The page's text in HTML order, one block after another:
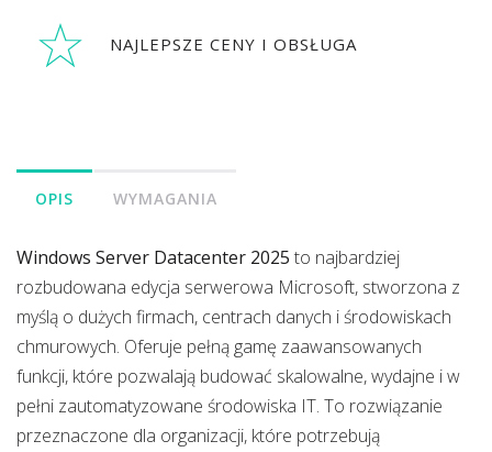
NAJLEPSZE CENY I OBSŁUGA
OPIS WYMAGANIA
Windows Server Datacenter 2025 to najbardziej
rozbudowana edycja serwerowa Microsoft, stworzona z
myślą o dużych firmach, centrach danych i środowiskach
chmurowych. Oferuje pełną gamę zaawansowanych
funkcji, które pozwalają budować skalowalne, wydajne i w
pełni zautomatyzowane środowiska IT. To rozwiązanie
przeznaczone dla organizacji, które potrzebują